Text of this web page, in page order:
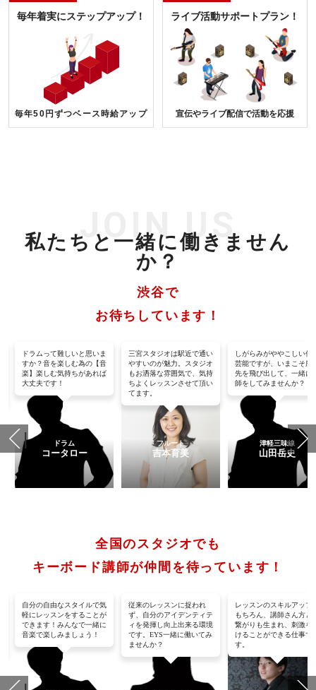
毎年着実にステップアップ！
毎年50円ずつベース時給アップ
ライブ活動サポートプラン！
宣伝やライブ配信で活動を応援
私たちと一緒に働きません
か？
JOIN US
渋谷で
お待ちしています！
ドラムって難しいと思いま
すか？音を楽しむ為の【音
楽】楽しむ気持ちがあれば
大丈夫です！
ドラム
コータロー
三宮スタジオは駅近で通い
やすいのが魅力。スタジオ
もお洒落な雰囲気で、気持
ちよくレッスンさせて頂い
てます。
フルート
吉本育美
しがらみがややこしい伝
芸能ですが、いまこそ所
先を飛び出して、一緒に
師をしてみませんか？
津軽三味線
山田岳史
全国のスタジオでも
キーボード講師が仲間を待っています！
自分の自由なスタイルで気
軽にレッスンをすることが
できます！みんなで一緒に
音楽で楽しみましょう！
従来のレッスンに捉われ
ず、自分のアイデンティテ
ィを発揮し向上出来る環境
です。EYS一緒に働いてみ
ませんか？
レッスンのスキルアップ
もちろん、講師さん方と
繋がりも生まれ、刺激を
けることができる仕事で
す。